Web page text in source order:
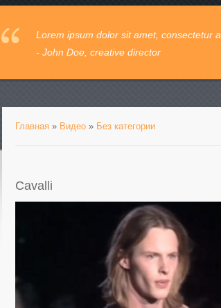
Praesent vestibulum commodo mi eget
- John Doe, creative director
Главная » Видео » Без категории
Cavalli